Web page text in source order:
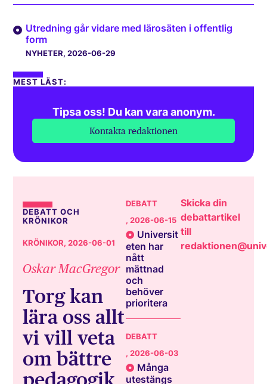
Utredning går vidare med lärosäten i offentlig
form
NYHETER, 2026-06-29
MEST LÄST:
Tipsa oss! Du kan vara anonym.
Kontakta redaktionen
DEBATT OCH
KRÖNIKOR
KRÖNIKOR, 2026-06-01
Oskar MacGregor
Torg kan
lära oss allt
vi vill veta
om bättre
pedagogik
DEBATT
, 2026-06-15
Universit
eten har
nått
mättnad
och
behöver
prioritera
DEBATT
, 2026-06-03
Många
utestängs
Skicka din
debattartikel
till